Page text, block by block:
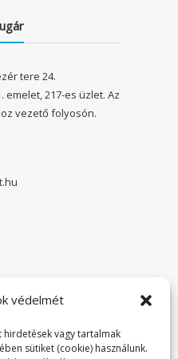
védelmét
hirdetések vagy tartalmak
sütiket (cookie) használunk.
tere 24.
emelet, 217-es üzlet. Az
vezető folyosón.